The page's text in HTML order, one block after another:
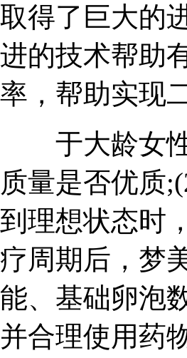
取得了巨大的
进的技术帮助
率，帮助实现
于大龄女性
质量是否优质
到理想状态时
疗周期后，梦
能、基础卵泡
并合理使用药